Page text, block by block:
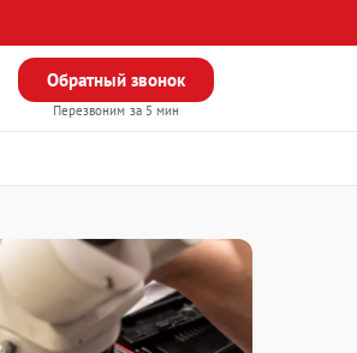
Обратный звонок
Перезвоним за 5 мин